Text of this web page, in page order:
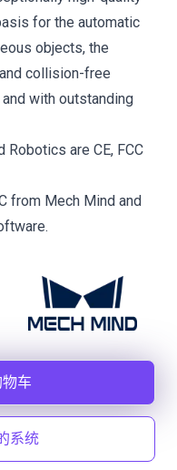
for the automatic
objects, the
collision-free
with outstanding
are CE, FCC
from Mech Mind and
车
系统